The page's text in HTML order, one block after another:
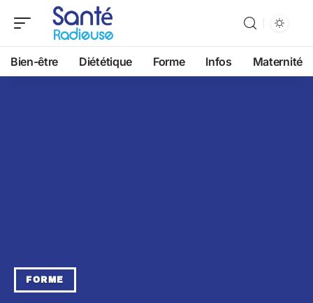
Bien-être Diététique Forme Infos Maternité
FORME